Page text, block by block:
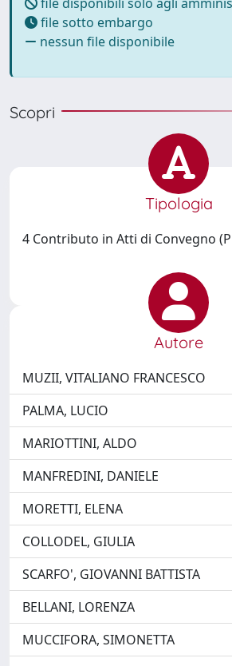
file sotto embargo
nessun file disponibile
Scopri
Tipologia
4 Contributo in Atti di Convegno
Autore
MUZII, VITALIANO FRANCESCO
PALMA, LUCIO
MARIOTTINI, ALDO
MANFREDINI, DANIELE
MORETTI, ELENA
COLLODEL, GIULIA
SCARFO', GIOVANNI BATTISTA
BELLANI, LORENZA
MUCCIFORA, SIMONETTA